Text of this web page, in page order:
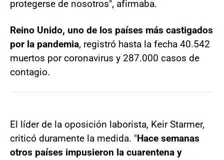
protegerse de nosotros", afirmaba.
Reino Unido, uno de los países más castigados
por la pandemia, registró hasta la fecha 40.542
muertos por coronavirus y 287.000 casos de
contagio.
El líder de la oposición laborista, Keir Starmer,
criticó duramente la medida. "Hace semanas
otros países impusieron la cuarentena y